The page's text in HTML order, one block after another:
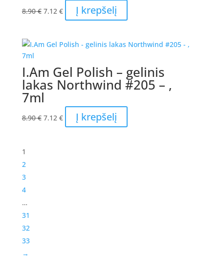
8.90€ Original
8.90 €.
7.12 €Current
price
7.12 €.
Į krepšelį
I.Am Gel Polish – gelinis
lakas Northwind #205 – ,
7ml
8.90€ Original
7.12 €Current
price
Į krepšelį
1
2
3
4
…
31
32
33
→